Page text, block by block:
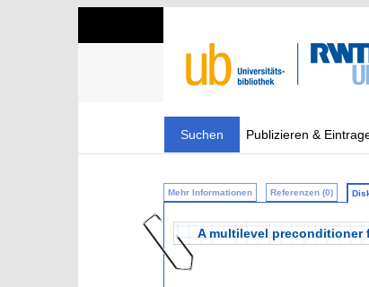
Suchen Publizieren &
Mehr Informationen Referenzen (0)
A multilevel